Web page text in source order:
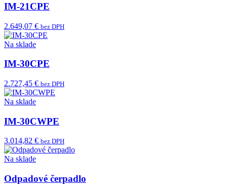
IM-21CPE
2.649,07 € bez DPH
Na sklade
IM-30CPE
2.727,45 € bez DPH
Na sklade
IM-30CWPE
3.014,82 € bez DPH
Na sklade
Odpadové čerpadlo